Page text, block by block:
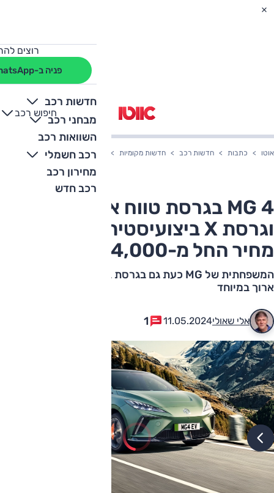
רוצים
פניה ב-WhatsApp
חדשות רכב
מבחני רכב
השוואות רכב
רכב חשמלי
מחירון רכב
רכב חדש
חיפוש רכב
+
-
אוטו כתבות חדשות רכב חדשות מקומיות MG 4 בגרסת טווח ארוך במיוחד וגרסת X ביצועיסטית בישראל – מחיר החל מ-164,000 שקלים
MG 4 בגרסת טווח ארוך במיוחד
וגרסת X ביצועיסטית בישראל –
מחיר החל מ-164,000 שקלים
המשפחתית של MG כעת גם בגרסת ביצועים, גם בגרסת טווח
ארוך במיוחד
אלי שאולי11.05.2024
1